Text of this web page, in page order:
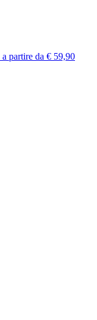
a partire da € 59,90